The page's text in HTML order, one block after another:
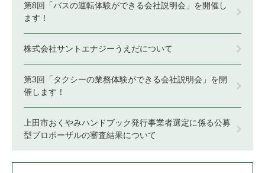
第8回「バスの運転体験ができる会社説明会」を開催し
ます！
株式会社サントエナジーうえだについて
第3回「タクシーの業務体験ができる会社説明会」を開
催します！
上田市おくやみハンドブック発行事業者選定に係る公募
型プロポーザルの審査結果について